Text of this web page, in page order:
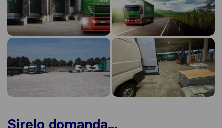
Sirelo domanda...